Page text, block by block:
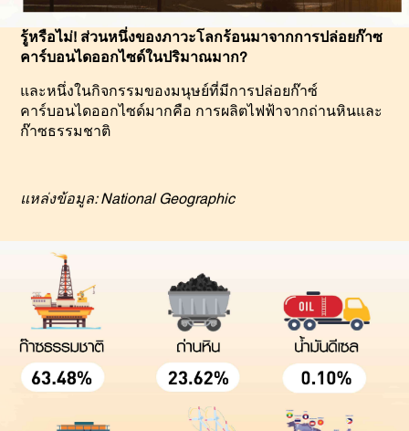
รู้หรือไม่! ส่วนหนึ่งของภาวะโลกร้อนมาจากการปล่อยก๊าซ
คาร์บอนไดออกไซด์ในปริมาณมาก?
และหนึ่งในกิจกรรมของมนุษย์ที่มีการปล่อยก๊าซ์
คาร์บอนไดออกไซด์มากคือ การผลิตไฟฟ้าจากถ่านหินและ
ก๊าซธรรมชาติ
แหล่งข้อมูล: National Geographic